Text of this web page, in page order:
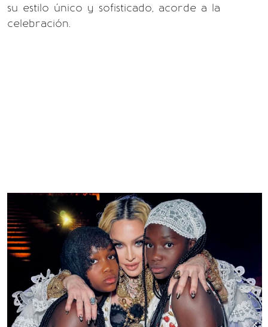
su estilo único y sofisticado, acorde a la
celebración.